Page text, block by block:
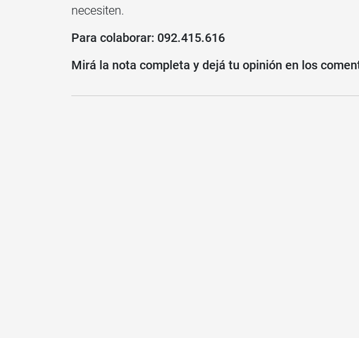
necesiten.
Para colaborar: 092.415.616
Mirá la nota completa y dejá tu opinión en los